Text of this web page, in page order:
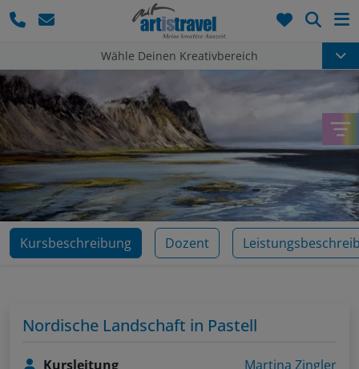
Wähle Deinen Kreativbereich
Kursbeschreibung Dozent
Nordische Landschaft in Pastell
Kursleitung
Martina Zingler